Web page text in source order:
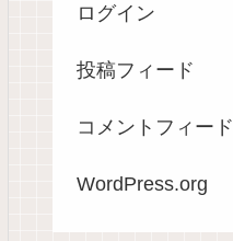
ログイン
投稿フィード
コメントフィード
WordPress.org